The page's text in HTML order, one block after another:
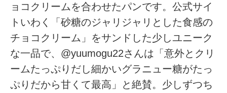
ョコクリームを合わせたパンです。公式サイ
トいわく「砂糖のジャリジャリとした食感の
チョコクリーム」をサンドした少しユニーク
な一品で、@yuumogu22さんは「意外とクリ
ームたっぷりだし細かいグラニュー糖がたっ
ぷりだから甘くて最高」と絶賛。少しずつち